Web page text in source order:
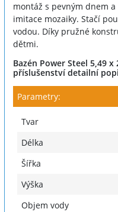
montáž s pevným dnem
imitace mozaiky. Stačí
vodou. Díky pružné
dětmi.
Bazén Power Steel 5,49
příslušenství detailní
Parametry:
Tvar
Délka
Šířka
Výška
Objem vody